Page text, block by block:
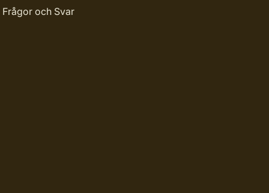
Frågor och Svar